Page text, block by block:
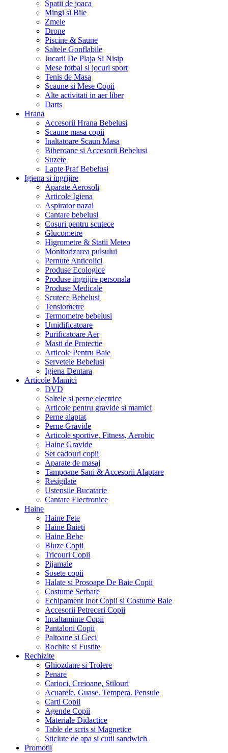
Spatii de joaca
Mingi si Bile
Zmeie
Drone
Piscine & Saune
Saltele Gonflabile
Jucarii De Plaja Si Nisip
Mese fotbal si jocuri sport
Tenis de Masa
Scaune si Mese Copii
Alte activitati in aer liber
Darts
Hrana
Accesorii Hrana Bebelusi
Scaune masa copii
Inaltatoare Scaun Masa
Biberoane si Accesorii Bebelusi
Suzete
Lapte Praf Bebelusi
Igiena si ingrijire
Aparate Aerosoli
Articole Igiena
Aspirator nazal
Cantare bebelusi
Cosuri pentru scutece
Glucometre
Higrometre & Statii Meteo
Monitorizarea pulsului
Pernute Anticolici
Produse Ecologice
Produse ingrijire personala
Produse Medicale
Scutece Bebelusi
Tensiometre
Termometre bebelusi
Umidificatoare
Purificatoare Aer
Masti de Protectie
Articole Pentru Baie
Servetele Bebelusi
Igiena Dentara
Articole Mamici
DVD
Saltele si perne electrice
Articole pentru gravide si mamici
Perne alaptat
Perne Gravide
Articole sportive, Fitness, Aerobic
Haine Gravide
Set cadouri copii
Aparate de masaj
Tampoane Sani & Accesorii Alaptare
Resigilate
Ustensile Bucatarie
Cantare Electronice
Haine
Haine Fete
Haine Baieti
Haine Bebe
Bluze Copii
Tricouri Copii
Pijamale
Sosete copii
Halate si Prosoape De Baie Copii
Costume Serbare
Echipament Inot Copii si Costume Baie
Accesorii Petreceri Copii
Incaltaminte Copii
Pantaloni Copii
Paltoane si Geci
Rochite si Fustite
Rechizite
Ghiozdane si Trolere
Penare
Carioci, Creioane, Stilouri
Acuarele. Guase. Tempera. Pensule
Carti Copii
Agende Copii
Materiale Didactice
Table de scris si Magnetice
Sticlute de apa si cutii sandwich
Promotii